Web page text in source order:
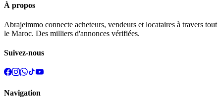
À propos
Abrajeimmo connecte acheteurs, vendeurs et locataires à travers tout
le Maroc. Des milliers d'annonces vérifiées.
Suivez-nous
Navigation